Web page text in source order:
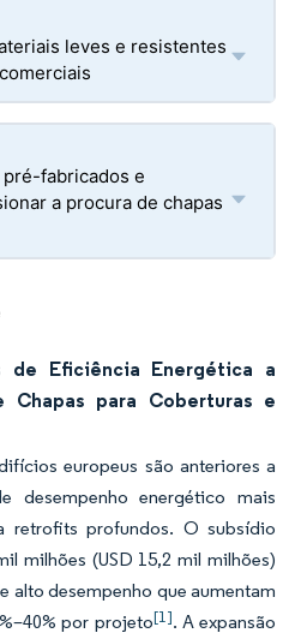
leves e resistentes
fabricados e
a procura de chapas
de Eficiência Energética a
Chapas para Coberturas e
europeus são anteriores a
desempenho energético mais
retrofits profundos. O subsídio
milhões (USD 15,2 mil milhões)
alto desempenho que aumentam
por projeto[1]. A expansão